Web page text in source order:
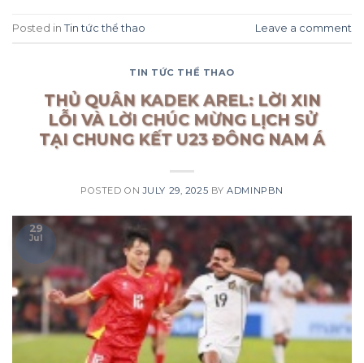
Posted in Tin tức thể thao Leave a comment
TIN TỨC THỂ THAO
THỦ QUÂN KADEK AREL: LỜI XIN
LỖI VÀ LỜI CHÚC MỪNG LỊCH SỬ
TẠI CHUNG KẾT U23 ĐÔNG NAM Á
POSTED ONJULY 29, 2025 BYADMINPBN
29
Jul